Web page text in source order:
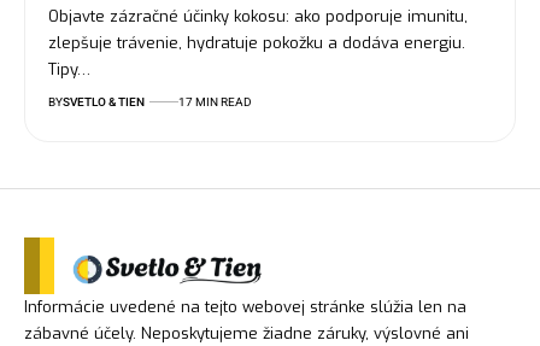
Objavte zázračné účinky kokosu: ako podporuje imunitu,
zlepšuje trávenie, hydratuje pokožku a dodáva energiu.
Tipy…
BYSVETLO & TIEN 17 MIN READ
Informácie uvedené na tejto webovej stránke slúžia len na
zábavné účely. Neposkytujeme žiadne záruky, výslovné ani